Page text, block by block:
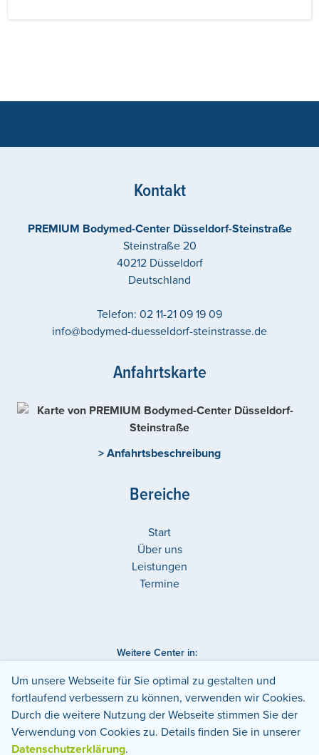
Kontakt
PREMIUM Bodymed-Center Düsseldorf-Steinstraße
Steinstraße 20
40212 Düsseldorf
Deutschland
Telefon: 02 11-21 09 19 09
info@bodymed-duesseldorf-steinstrasse.de
Anfahrtskarte
> Anfahrtsbeschreibung
Bereiche
Start
Über uns
Leistungen
Termine
Weitere Center in:
Datenschutz Impressum
Um unsere Webseite für Sie optimal zu gestalten und
fortlaufend verbessern zu können, verwenden wir Cookies.
Durch die weitere Nutzung der Webseite stimmen Sie der
Verwendung von Cookies zu. Details finden Sie in unserer
Datenschutzerklärung.